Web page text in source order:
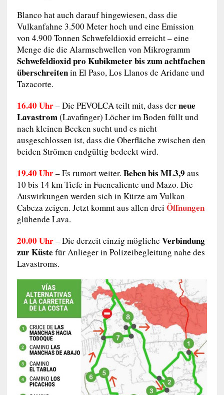
Blanco hat auch darauf hingewiesen, dass die
Vulkanfahne 3.500 Meter hoch und eine Emission
von 4.900 Tonnen Schwefeldioxid erreicht – eine
Menge die die Alarmschwellen von Mikrogramm
Schwefeldioxid pro Kubikmeter bis zum achtfachen
überschreitenin El Paso, Los Llanos de Aridane und
Tazacorte.
16.40 Uhr– Die PEVOLCA teilt mit, dass derneue
Lavastrom(Lavafinger) Löcher im Boden füllt und
nach kleinen Becken sucht und es nicht
ausgeschlossen ist, dass die Oberfläche zwischen den
beiden Strömen endgültig bedeckt wird.
19.40 Uhr– Es rumort weiter. Beben bis ML3,9 aus
10 bis 14 km Tiefe in Fuencaliente und Mazo. Die
Auswirkungen werden sich in Kürze am Vulkan
Cabeza zeigen. Jetzt kommt aus allen drei Öffnungen
glühende Lava.
20.00 Uhr– Die derzeit einzig mögliche Verbindung
zur Küste für Anlieger in Polizeibegleitung nahe des
Lavastroms.